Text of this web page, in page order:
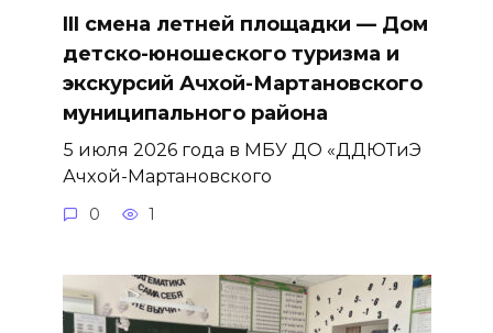
III смена летней площадки — Дом
детско-юношеского туризма и
экскурсий Ачхой-Мартановского
муниципального района
5 июля 2026 года в МБУ ДО «ДДЮТиЭ
Ачхой-Мартановского
0 1